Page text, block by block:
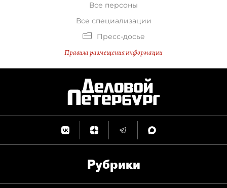
Все персоны
Все специализации
Пресс-досье
Правила размещения информации
Рубрики